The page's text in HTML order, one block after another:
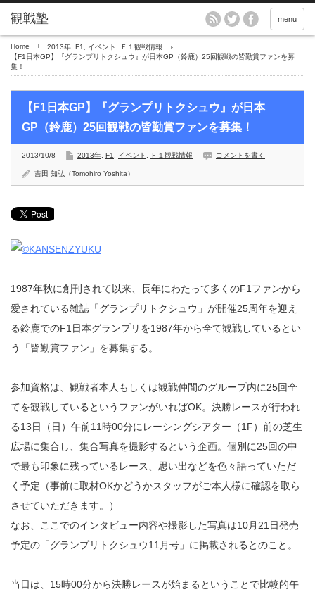
menu
Home 2013年 F1 イベント
Ｆ１観戦情報
【F1日本GP】『グランプリトクシュウ』が日本GP（鈴鹿）25回観戦の皆勤賞ファンを募
集！
【F1日本GP】『グランプリトクシュウ』が日本
GP（鈴鹿）25回観戦の皆勤賞ファンを募集！
2013/10/8 2013年 F1 イベント Ｆ１観戦情報 コメントを書く
吉田 知弘（Tomohiro Yoshita）
1987年秋に創刊されて以来、長年にわたって多くのF1ファンから
愛されている雑誌「グランプリトクシュウ」が開催25周年を迎え
る鈴鹿でのF1日本グランプリを1987年から全て観戦しているとい
う「皆勤賞ファン」を募集する。
参加資格は、観戦者本人もしくは観戦仲間のグループ内に25回全
てを観戦しているというファンがいればOK。決勝レースが行われ
る13日（日）午前11時00分にレーシングシアター（1F）前の芝生
広場に集合し、集合写真を撮影するという企画。個別に25回の中
で最も印象に残っているレース、思い出などを色々語っていただ
く予定（事前に取材OKかどうかスタッフがご本人様に確認を取ら
させていただきます。）
なお、ここでのインタビュー内容や撮影した写真は10月21日発売
予定の「グランプリトクシュウ11月号」に掲載されるとのこと。
当日は、15時00分から決勝レースが始まるということで比較的午